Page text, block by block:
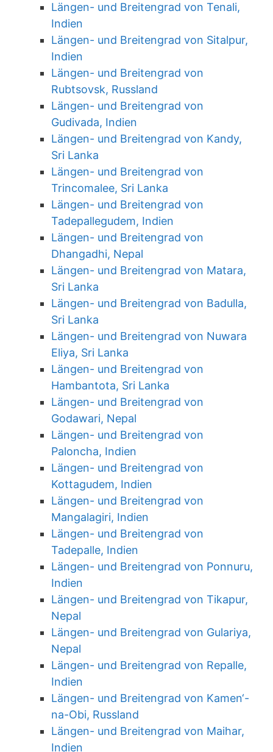
Längen- und Breitengrad von Tenali,
Indien
Längen- und Breitengrad von Sitalpur,
Indien
Längen- und Breitengrad von
Rubtsovsk, Russland
Längen- und Breitengrad von
Gudivada, Indien
Längen- und Breitengrad von Kandy,
Sri Lanka
Längen- und Breitengrad von
Trincomalee, Sri Lanka
Längen- und Breitengrad von
Tadepallegudem, Indien
Längen- und Breitengrad von
Dhangadhi, Nepal
Längen- und Breitengrad von Matara,
Sri Lanka
Längen- und Breitengrad von Badulla,
Sri Lanka
Längen- und Breitengrad von Nuwara
Eliya, Sri Lanka
Längen- und Breitengrad von
Hambantota, Sri Lanka
Längen- und Breitengrad von
Godawari, Nepal
Längen- und Breitengrad von
Paloncha, Indien
Längen- und Breitengrad von
Kottagudem, Indien
Längen- und Breitengrad von
Mangalagiri, Indien
Längen- und Breitengrad von
Tadepalle, Indien
Längen- und Breitengrad von Ponnuru,
Indien
Längen- und Breitengrad von Tikapur,
Nepal
Längen- und Breitengrad von Gulariya,
Nepal
Längen- und Breitengrad von Repalle,
Indien
Längen- und Breitengrad von Kamen‘-
na-Obi, Russland
Längen- und Breitengrad von Maihar,
Indien